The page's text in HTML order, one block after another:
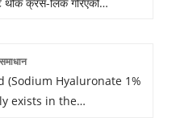
हेरचाह, र संसारभरि कार्यात्मक
लागि उच्च-गुणस्तर
(Sodium Hyaluronate 1%
exists in the